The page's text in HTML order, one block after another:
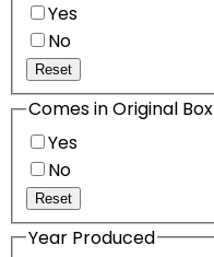
Yes
No
Reset
Comes in Original Box
Yes
No
Reset
Year Produced